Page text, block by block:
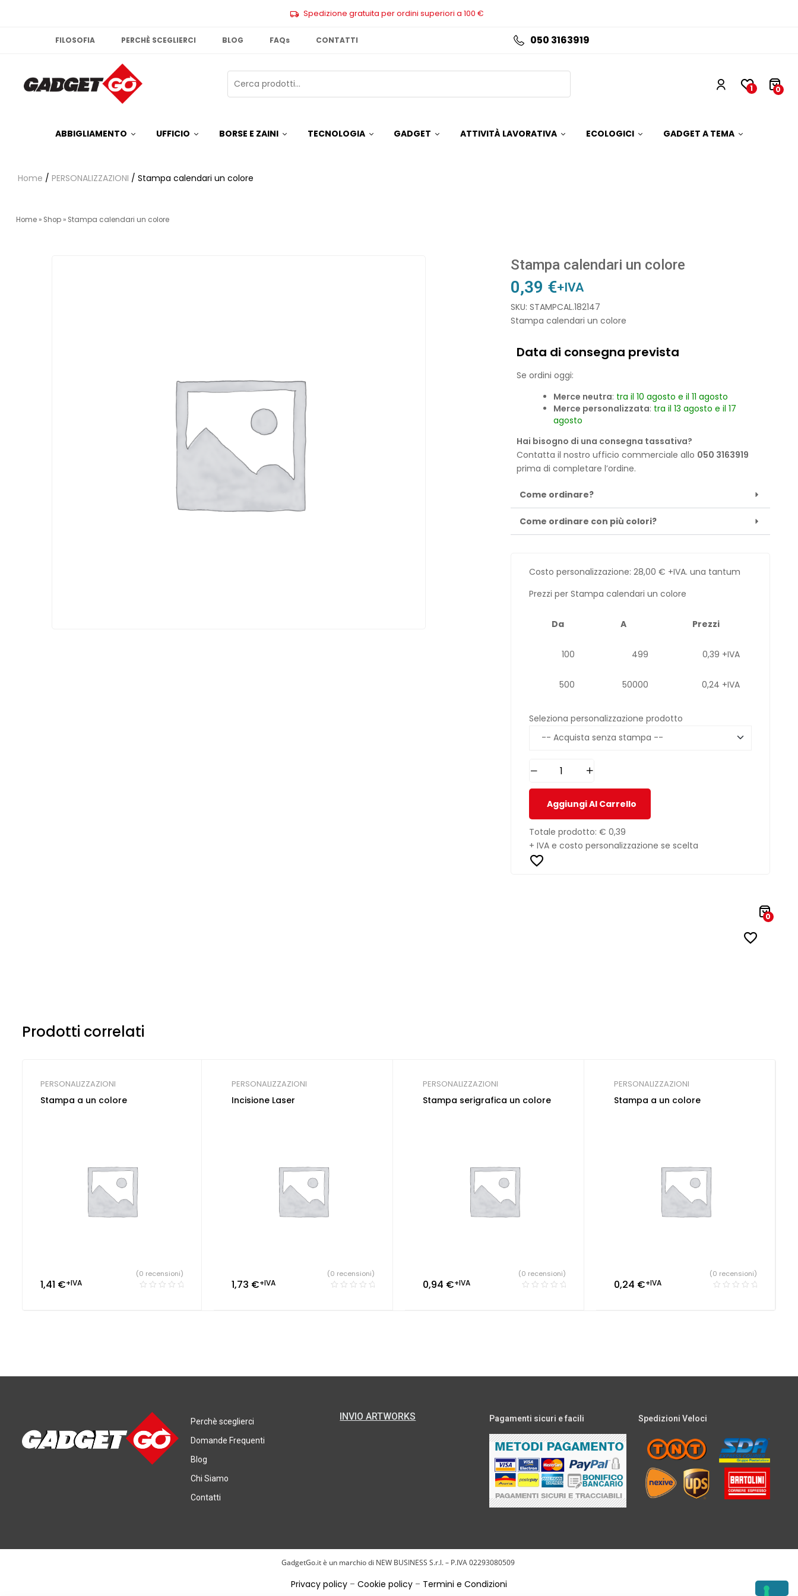
Spedizione gratuita per ordini superiori a 100 €
FILOSOFIA PERCHÈ SCEGLIERCI BLOG FAQs CONTATTI 050 3163919
1 0
ABBIGLIAMENTO UFFICIO BORSE E ZAINI TECNOLOGIA GADGET ATTIVITÀ LAVORATIVA ECOLOGICI GADGET A TEMA
Home / PERSONALIZZAZIONI / Stampa calendari un colore
Home » Shop » Stampa calendari un colore
Stampa calendari un colore
0,39 €+IVA
SKU: STAMPCAL.182147
Stampa calendari un colore
Data di consegna prevista
Se ordini oggi:
Merce neutra: tra il 10 agosto e il 11 agosto
Merce personalizzata: tra il 13 agosto e il 17
agosto
Hai bisogno di una consegna tassativa?
Contatta il nostro ufficio commerciale allo 050 3163919
prima di completare l’ordine.
Come ordinare?
Come ordinare con più colori?
Costo personalizzazione: 28,00 € +IVA. una tantum
Prezzi per Stampa calendari un colore
Da A Prezzi
100 499 0,39 +IVA
500 50000 0,24 +IVA
Seleziona personalizzazione prodotto
Aggiungi Al Carrello
Totale prodotto: € 0,39
+ IVA e costo personalizzazione se scelta
0
Prodotti correlati
PERSONALIZZAZIONI
Stampa a un colore
1,41 €+IVA
(0 recensioni)
PERSONALIZZAZIONI
Incisione Laser
1,73 €+IVA
(0 recensioni)
PERSONALIZZAZIONI
Stampa serigrafica un colore
0,94 €+IVA
(0 recensioni)
PERSONALIZZAZIONI
Stampa a un colore
0,24 €+IVA
(0 recensioni)
Perchè sceglierci
Domande Frequenti
Blog
Chi Siamo
Contatti
INVIO ARTWORKS Pagamenti sicuri e facili Spedizioni Veloci
GadgetGo.it è un marchio di NEW BUSINESS S.r.l. – P.IVA 02293080509
Privacy policy – Cookie policy – Termini e Condizioni